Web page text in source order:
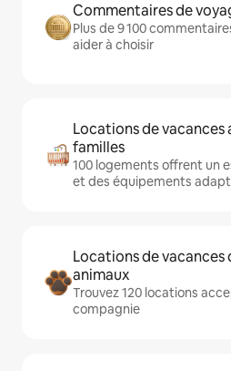
Commentaires de
Plus de 9 100
aider à choisir
Locations de vacances
familles
100 logements offrent un
et des équipements
Locations de
animaux
Trouvez 120 locations
compagnie